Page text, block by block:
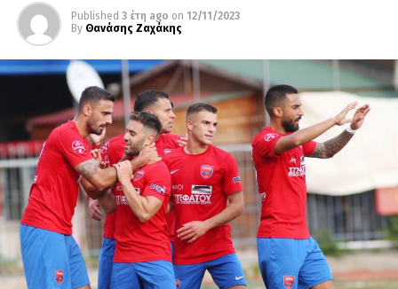
Published 3 έτη ago on 12/11/2023
By Θανάσης Ζαχάκης